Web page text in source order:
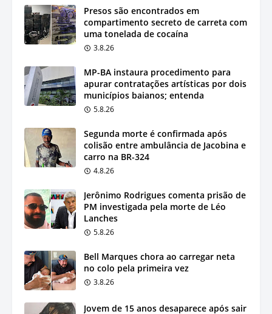
Presos são encontrados em
compartimento secreto de carreta com
uma tonelada de cocaína
3.8.26
MP-BA instaura procedimento para
apurar contratações artísticas por dois
municípios baianos; entenda
5.8.26
Segunda morte é confirmada após
colisão entre ambulância de Jacobina e
carro na BR-324
4.8.26
Jerônimo Rodrigues comenta prisão de
PM investigada pela morte de Léo
Lanches
5.8.26
Bell Marques chora ao carregar neta
no colo pela primeira vez
3.8.26
Jovem de 15 anos desaparece após sair